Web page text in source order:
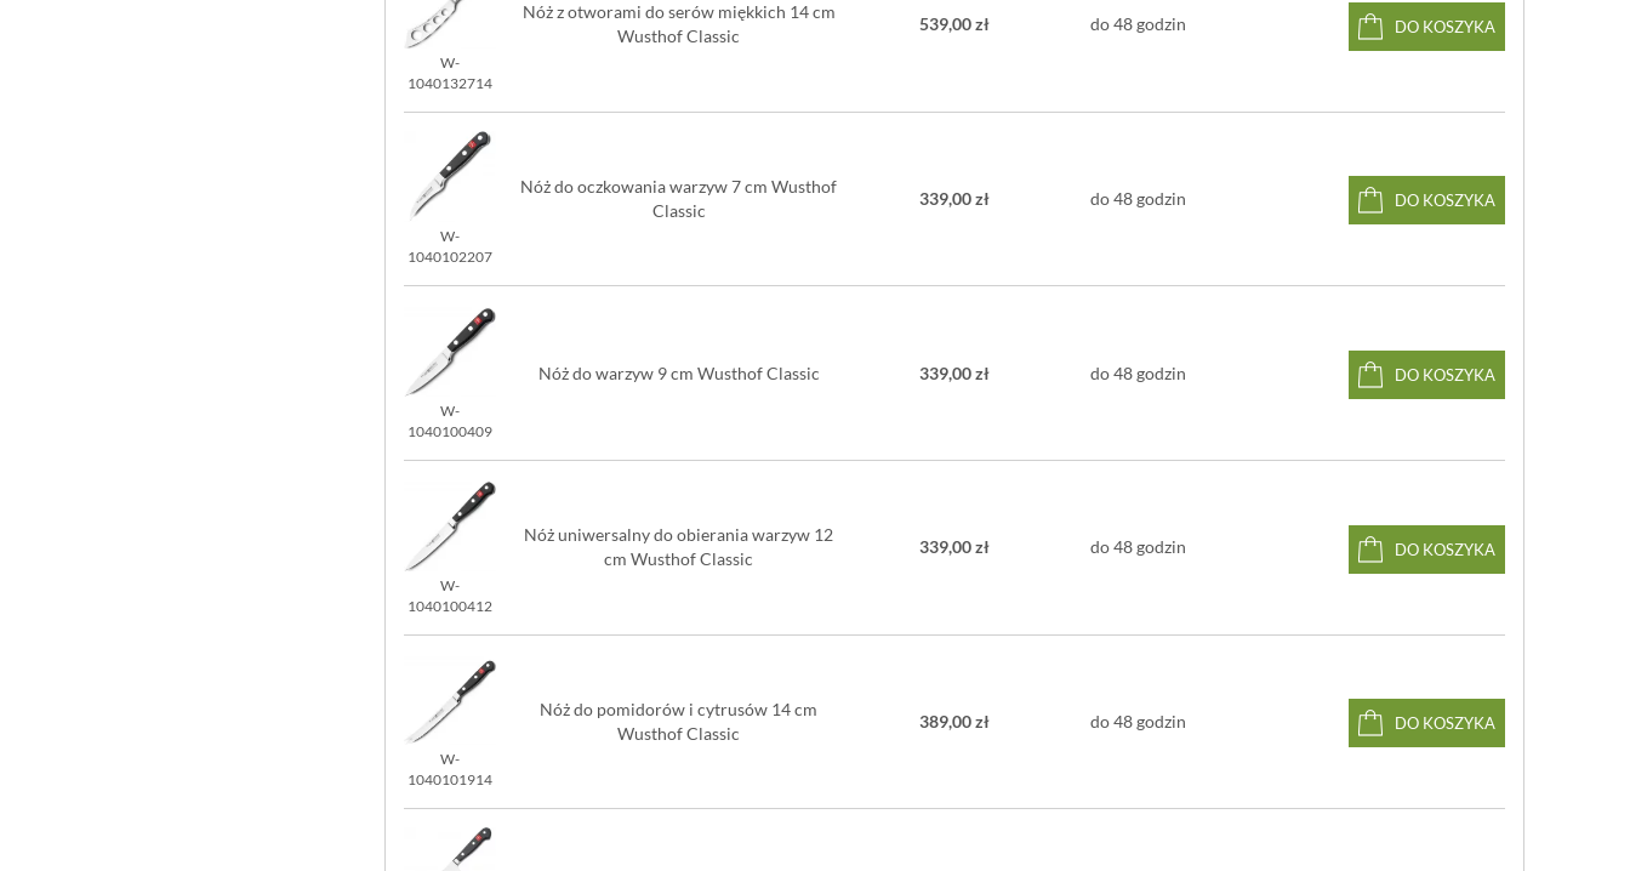
ostrze
kute z jednego kawałka stali
chromowo-
molibdenowo-wanadowej X50CrMoV15 (stop zapewniający
uchwyt z materiału syntetycznego - polioksymetylenu
Długość rękojeści: 11,2 cm
Ostrzenie: PEtec, laserowe polerowanie
W-
1040132714
Nóż z otworami do serów miękkich 14 cm
Wusthof Classic
539,00 zł do 48 godzin DO KOSZYKA
W-
1040102207
Nóż do oczkowania warzyw 7 cm Wusthof
Classic
339,00 zł do 48 godzin DO KOSZYKA
W-
1040100409
Nóż do warzyw 9 cm Wusthof Classic 339,00 zł do 48 godzin DO KOSZYKA
W-
1040100412
Nóż uniwersalny do obierania warzyw 12
cm Wusthof Classic
339,00 zł do 48 godzin DO KOSZYKA
W-
1040101914
Nóż do pomidorów i cytrusów 14 cm
Wusthof Classic
389,00 zł do 48 godzin DO KOSZYKA